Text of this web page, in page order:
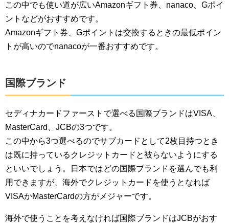
この中でも使い道が広いAmazonギフト券、nanaco、Gポイ
ントなどがおすすめです。
Amazonギフト券、Gポイントは交換するときの最低ポイン
トが高いのでnanacoが一番おすすめです。
国際ブランド
セディナカードファーストで選べる国際ブランドはVISA、
MasterCard、JCBの3つです。
この中から3つ選べるのでサブカードとして2枚目持つとき
は既に持っているクレジットカードと被らないようにする
といいでしょう。日本ではどの国際ブランドを選んでも利
用できますが、海外でクレジットカードを使うとなれば
VISAかMasterCardの方がメジャーです。
海外で使うことを考えなければ国際ブランドはJCBがおす